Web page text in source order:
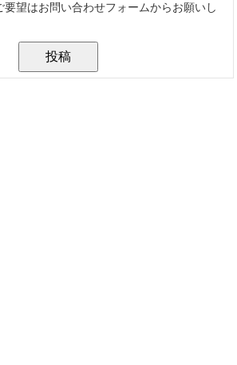
要望はお問い合わせフォームからお願いし